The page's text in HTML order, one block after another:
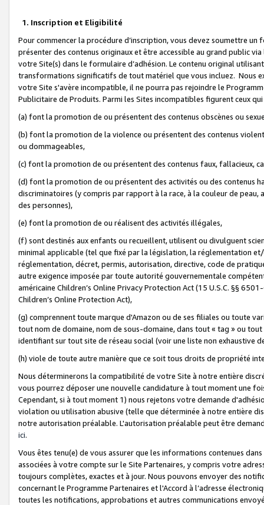
1. Inscription et Eligibilité
Pour commencer la procédure d’inscription, vous devez soumettre
présenter des contenus originaux et être accessible au grand public
votre Site(s) dans le formulaire d’adhésion. Le contenu original
transformations significatifs de tout matériel que vous incluez. Nous
votre Site s'avère incompatible, il ne pourra pas rejoindre le
Publicitaire de Produits. Parmi les Sites incompatibles figurent ceux
(a) font la promotion de ou présentent des contenus obscènes ou
(b) font la promotion de la violence ou présentent des contenus
ou dommageables,
(c) font la promotion de ou présentent des contenus faux, fallacieux,
(d) font la promotion de ou présentent des activités ou des contenus
discriminatoires (y compris par rapport à la race, à la couleur de
des personnes),
(e) font la promotion de ou réalisent des activités illégales,
(f) sont destinés aux enfants ou recueillent, utilisent ou divulguent
minimal applicable (tel que fixé par la législation, la réglementation
réglementation, décret, permis, autorisation, directive, code de
autre exigence imposée par toute autorité gouvernementale
américaine Children’s Online Privacy Protection Act (15 U.S.C. §§
Children’s Online Protection Act),
(g) comprennent toute marque d'Amazon ou de ses filiales ou toute
tout nom de domaine, nom de sous-domaine, dans tout « tag » ou
identifiant sur tout site de réseau social (voir une liste non exhaustive
(h) viole de toute autre manière que ce soit tous droits de propriété
Nous déterminerons la compatibilité de votre Site à notre entière
vous pourrez déposer une nouvelle candidature à tout moment une
Cependant, si à tout moment 1) nous rejetons votre demande
violation ou utilisation abusive (telle que déterminée à notre entière
notre autorisation préalable. L'autorisation préalable peut être
ici.
Vous êtes tenu(e) de vous assurer que les informations contenues
associées à votre compte sur le Site Partenaires, y compris votre
toujours complètes, exactes et à jour. Nous pouvons envoyer des
concernant le Programme Partenaires et l'Accord à l’adresse
toutes les notifications, approbations et autres communications